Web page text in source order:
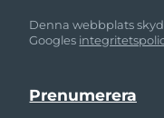
Denna webbplats
Googles